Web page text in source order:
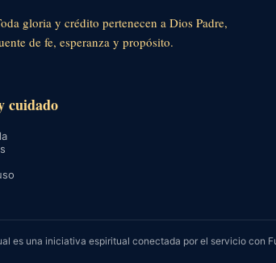
gloria y crédito pertenecen a Dios Padre,
de fe, esperanza y propósito.
cuidado
es una iniciativa espiritual conectada por el servicio con